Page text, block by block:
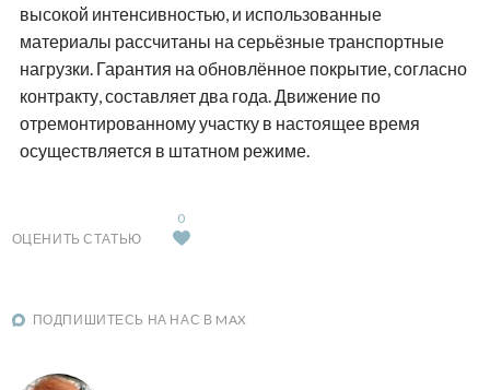
высокой интенсивностью, и использованные
материалы рассчитаны на серьёзные транспортные
нагрузки. Гарантия на обновлённое покрытие, согласно
контракту, составляет два года. Движение по
отремонтированному участку в настоящее время
осуществляется в штатном режиме.
ОЦЕНИТЬ СТАТЬЮ
0
ПОДПИШИТЕСЬ НА НАС В MAX